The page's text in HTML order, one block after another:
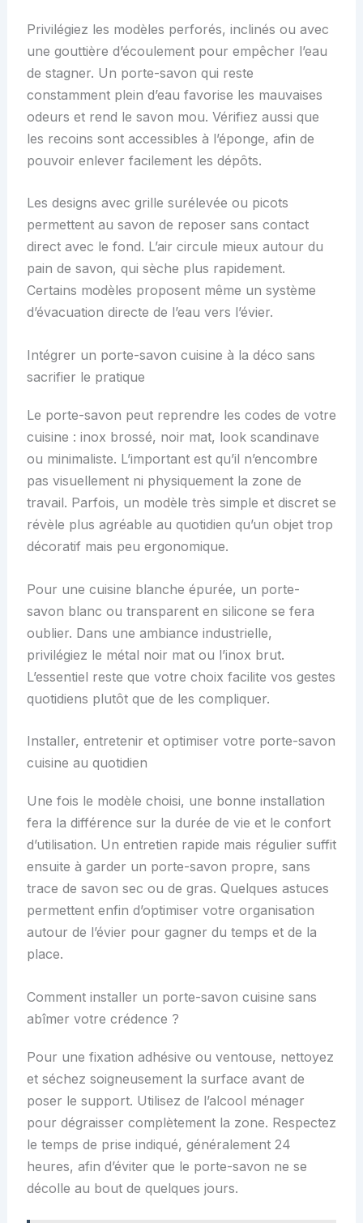
Privilégiez les modèles perforés, inclinés ou avec
une gouttière d’écoulement pour empêcher l’eau
de stagner. Un porte-savon qui reste
constamment plein d’eau favorise les mauvaises
odeurs et rend le savon mou. Vérifiez aussi que
les recoins sont accessibles à l’éponge, afin de
pouvoir enlever facilement les dépôts.
Les designs avec grille surélevée ou picots
permettent au savon de reposer sans contact
direct avec le fond. L’air circule mieux autour du
pain de savon, qui sèche plus rapidement.
Certains modèles proposent même un système
d’évacuation directe de l’eau vers l’évier.
Intégrer un porte-savon cuisine à la déco sans
sacrifier le pratique
Le porte-savon peut reprendre les codes de votre
cuisine : inox brossé, noir mat, look scandinave
ou minimaliste. L’important est qu’il n’encombre
pas visuellement ni physiquement la zone de
travail. Parfois, un modèle très simple et discret se
révèle plus agréable au quotidien qu’un objet trop
décoratif mais peu ergonomique.
Pour une cuisine blanche épurée, un porte-
savon blanc ou transparent en silicone se fera
oublier. Dans une ambiance industrielle,
privilégiez le métal noir mat ou l’inox brut.
L’essentiel reste que votre choix facilite vos gestes
quotidiens plutôt que de les compliquer.
Installer, entretenir et optimiser votre porte-savon
cuisine au quotidien
Une fois le modèle choisi, une bonne installation
fera la différence sur la durée de vie et le confort
d’utilisation. Un entretien rapide mais régulier suffit
ensuite à garder un porte-savon propre, sans
trace de savon sec ou de gras. Quelques astuces
permettent enfin d’optimiser votre organisation
autour de l’évier pour gagner du temps et de la
place.
Comment installer un porte-savon cuisine sans
abîmer votre crédence ?
Pour une fixation adhésive ou ventouse, nettoyez
et séchez soigneusement la surface avant de
poser le support. Utilisez de l’alcool ménager
pour dégraisser complètement la zone. Respectez
le temps de prise indiqué, généralement 24
heures, afin d’éviter que le porte-savon ne se
décolle au bout de quelques jours.